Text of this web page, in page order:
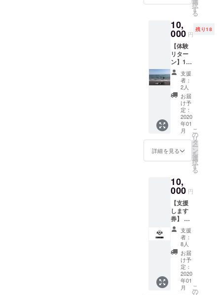
すが、
はご自
身で宿
泊施設
を確保
してか
ら参加
してく
ださ
い。 ・
作業中
に発生
した事
故や怪
我・病
ては、
こちら
過失が
ある場
合を除
き、一
切の責
任を負
いかね
ますこ
とをあ
らかじ
めご了
承くだ
さい。
・盗難
す。 ・
DIYをす
るメ
リッ
ト、デ
メリッ
ト ・
DIYノウ
ハウの
情報収
集方法
・意外
と経済
的に圧
迫せず
できる
方法。
・2拠点
リッ
ト、デ
メリッ
ト。 ・
どんな
目線で
物件を
探せば
いいの
か？な
どなど
質問に
対して
自分の
しでも
海や自
大さを
感じて
頂くた
めのプ
ランで
す。 写
真はイ
メージ
です。
写真と
異なる
場合で
も返品
不可と
見ても
らえる
ように
設置し
ます！
・有効
期限は
プロ
ジェク
ト成立
月から1
年とさ
せて頂
きま
す。
択
す
る
10,
000 円
残り18
【体験
リター
ン】1日
フリー
パス券
いすみ
ベース
に来て
頂き、
自転車
で海や
川など
好きな
とこに
行くの
ベース
内で
BBQ、
薪割
り、土
いじ
り、工
具を
使って
DIYな
ど、 自
由にい
すみの
街を楽
しいで
支援
者：
2人
お届
け予
定：
2020
年01
月
詳細を見る
こ
の
リ
タ
ー
ン
を
選
択
す
る
10,
000 円
【支援
します
券】 た
だただ
支援を
しま
す。 プ
ロジェ
クトに
賛同し
た！支
援した
支援
者：
8人
お届
け予
定：
2020
年01
月
こ
の